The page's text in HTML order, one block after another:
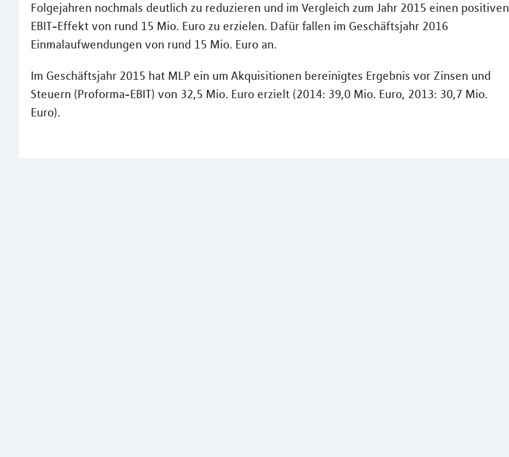
Folgejahren nochmals deutlich zu reduzieren und im Vergleich zum Jahr 2015 einen positiven
EBIT-Effekt von rund 15 Mio. Euro zu erzielen. Dafür fallen im Geschäftsjahr 2016
Einmalaufwendungen von rund 15 Mio. Euro an.
Im Geschäftsjahr 2015 hat MLP ein um Akquisitionen bereinigtes Ergebnis vor Zinsen und
Steuern (Proforma-EBIT) von 32,5 Mio. Euro erzielt (2014: 39,0 Mio. Euro, 2013: 30,7 Mio.
Euro).